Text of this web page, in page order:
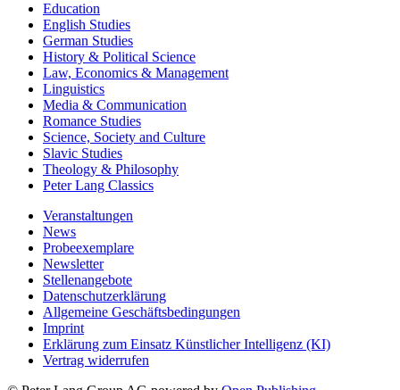
The Arts
Education
English Studies
German Studies
History & Political Science
Law, Economics & Management
Linguistics
Media & Communication
Romance Studies
Science, Society and Culture
Slavic Studies
Theology & Philosophy
Veranstaltungen
News
Probeexemplare
Newsletter
Stellenangebote
Datenschutzerklärung
Allgemeine Geschäftsbedingungen
Imprint
Erklärung zum Einsatz Künstlicher Intelligenz (KI)